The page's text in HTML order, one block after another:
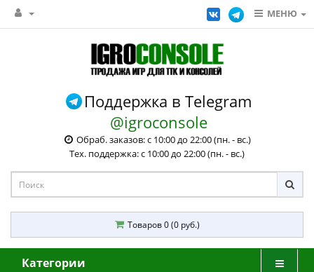
МЕНЮ
Поддержка в Telegram
@igroconsole
Обраб. заказов: с 10:00 до 22:00 (пн. - вс.)
Тех. поддержка: с 10:00 до 22:00 (пн. - вс.)
Товаров 0 (0 руб.)
Категории